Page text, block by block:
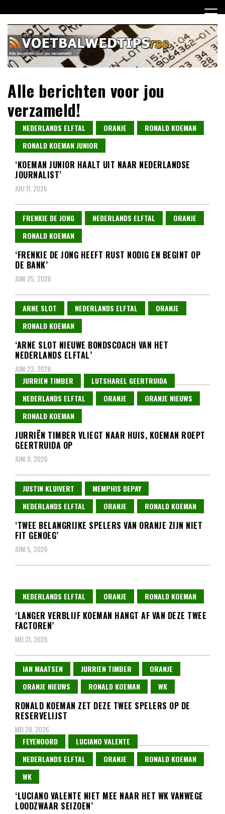
naar
inhoud
Alle berichten voor jou
verzameld!
NEDERLANDS ELFTAL ORANJE
RONALD KOEMAN
RONALD KOEMAN JUNIOR
‘KOEMAN JUNIOR HAALT UIT NAAR NEDERLANDSE
JOURNALIST’
JULI 11, 2026
FRENKIE DE JONG NEDERLANDS ELFTAL
ORANJE
RONALD KOEMAN
‘FRENKIE DE JONG HEEFT RUST NODIG EN BEGINT OP
DE BANK’
JUNI 25, 2026
ARNE SLOT NEDERLANDS ELFTAL
ORANJE
RONALD KOEMAN
‘ARNE SLOT NIEUWE BONDSCOACH VAN HET
NEDERLANDS ELFTAL’
JUNI 23, 2026
JURRIEN TIMBER
LUTSHAREL GEERTRUIDA
NEDERLANDS ELFTAL
ORANJE
ORANJE NIEUWS
RONALD KOEMAN
JURRIËN TIMBER VLIEGT NAAR HUIS, KOEMAN ROEPT
GEERTRUIDA OP
JUNI 9, 2026
JUSTIN KLUIVERT
MEMPHIS DEPAY
NEDERLANDS ELFTAL
ORANJE RONALD KOEMAN
‘TWEE BELANGRIJKE SPELERS VAN ORANJE ZIJN NIET
FIT GENOEG’
JUNI 5, 2026
NEDERLANDS ELFTAL ORANJE RONALD KOEMAN
‘LANGER VERBLIJF KOEMAN HANGT AF VAN DEZE TWEE
FACTOREN’
MEI 31, 2026
IAN MAATSEN JURRIEN TIMBER
ORANJE
ORANJE NIEUWS
RONALD KOEMAN WK
RONALD KOEMAN ZET DEZE TWEE SPELERS OP DE
RESERVELIJST
MEI 28, 2026
FEYENOORD
LUCIANO VALENTE
NEDERLANDS ELFTAL
ORANJE
RONALD KOEMAN
WK
‘LUCIANO VALENTE NIET MEE NAAR HET WK VANWEGE
LOODZWAAR SEIZOEN’